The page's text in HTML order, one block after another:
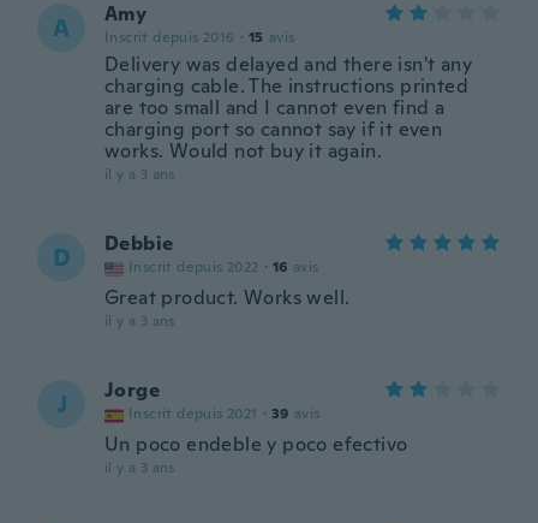
A Amy
Inscrit depuis 2016 · 15 avis
Delivery was delayed and there isn't any
charging cable. The instructions printed
are too small and I cannot even find a
charging port so cannot say if it even
works. Would not buy it again.
il y a 3 ans
D Debbie
Inscrit depuis 2022 · 16 avis
Great product. Works well.
il y a 3 ans
J Jorge
Inscrit depuis 2021 · 39 avis
Un poco endeble y poco efectivo
il y a 3 ans